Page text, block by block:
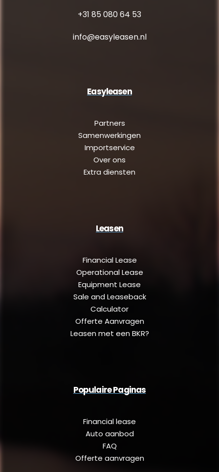
+31 85 080 64 53
info@easyleasen.nl
Easyleasen
Partners
Samenwerkingen
Importservice
Over ons
Extra diensten
Leasen
Financial Lease
Operational Lease
Equipment Lease
Sale and Leaseback
Calculator
Offerte Aanvragen
Leasen met een BKR?
Populaire Paginas
Financial lease
Auto aanbod
FAQ
Offerte aanvragen